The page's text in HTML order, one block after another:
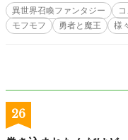
では無い。
までは、異
ら与えられ
が、対抗策
くなり、今
創り出した
に衰退して
異世界召喚ファンタジー
モフモフ
勇者と魔王 様
26